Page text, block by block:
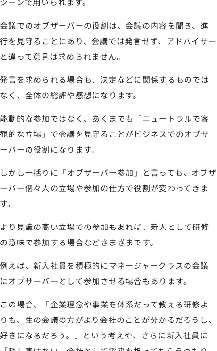
会議でのオブザーバーの役割は、会議の内容を聞き、進
行を見守ることにあり、会議では発言せず、アドバイザー
と違って意見は求められません。
発言を求められる場合も、決定などに関係するものでは
なく、全体の総評や感想になります。
能動的な参加ではなく、あくまでも「ニュートラルで客
観的な立場」で会議を見守ることがビジネスでのオブザ
ーバーの役割になります。
しかし一括りに「オブザーバー参加」と言っても、オブザ
ーバー個々人の立場や参加の仕方で役割が変わってきま
す。
より見識の高い立場での参加もあれば、新人として研修
の意味で参加する場合などさまざまです。
例えば、新入社員を積極的にマネージャークラスの会議
にオブザーバーとして参加させる場合もあります。
この場合、「企業理念や事業を体系だって教える研修よ
りも、生の会議の方がより会社のことが分かるだろうし、
好きになるだろう。」という考えや、さらに新入社員に